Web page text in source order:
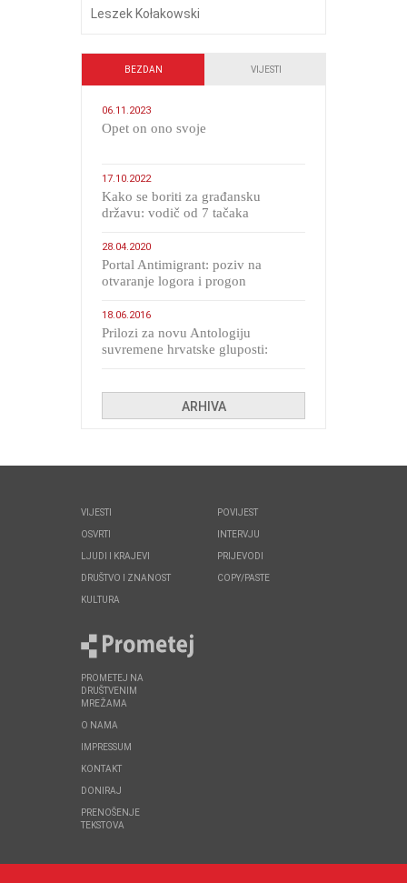
Leszek Kołakowski
BEZDAN VIJESTI
06.11.2023
​Opet on ono svoje
17.10.2022
Kako se boriti za građansku
državu: vodič od 7 tačaka
28.04.2020
Portal Antimigrant: poziv na
otvaranje logora i progon
18.06.2016
Prilozi za novu Antologiju
suvremene hrvatske gluposti:
ARHIVA
VIJESTI
OSVRTI
LJUDI I KRAJEVI
DRUŠTVO I ZNANOST
KULTURA
POVIJEST
INTERVJU
PRIJEVODI
COPY/PASTE
PROMETEJ NA
DRUŠTVENIM
MREŽAMA
O NAMA
IMPRESSUM
KONTAKT
DONIRAJ
PRENOŠENJE
TEKSTOVA